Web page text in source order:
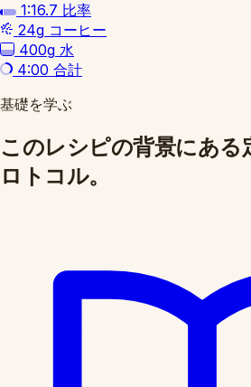
1:16.7 比率
24g コーヒー
400g 水
4:00 合計
基礎を学ぶ
このレシピの背景にある
ロトコル。